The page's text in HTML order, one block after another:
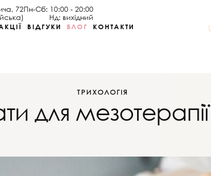
72Пн-Сб: 10:00 - 20:00
Нд: вихідний
ВІДГУКИ БЛОГ КОНТАКТИ
ТРИХОЛОГІЯ
для